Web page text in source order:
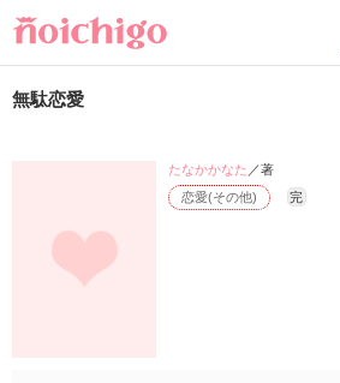
無駄恋愛
恋愛(その他) 完
たなかかなた ／著